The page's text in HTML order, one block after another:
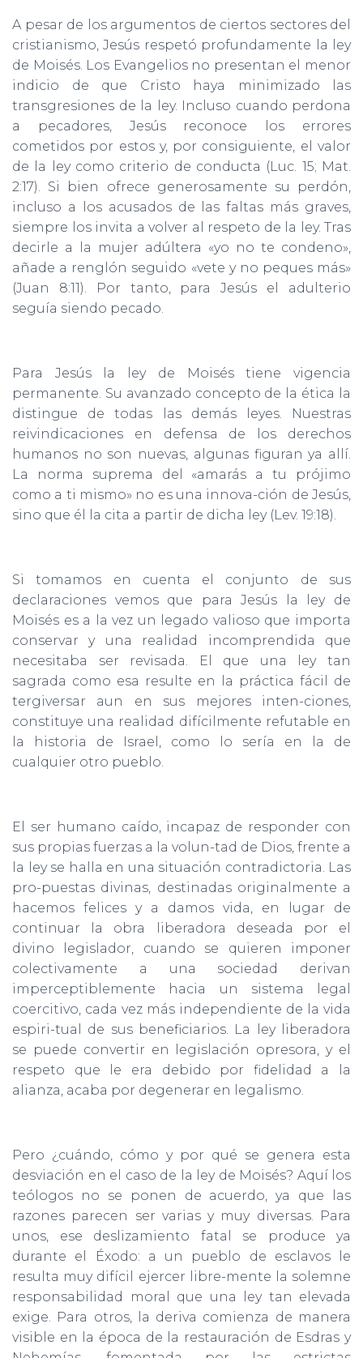
A pesar de los argumentos de ciertos sectores del
cristianismo, Jesús respetó profundamente la ley
de Moisés. Los Evangelios no presentan el menor
indicio de que Cristo haya minimizado las
transgresiones de la ley. Incluso cuando perdona
a pecadores, Jesús reconoce los errores
cometidos por estos y, por consiguiente, el valor
de la ley como criterio de conducta (Luc. 15; Mat.
2:17). Si bien ofrece generosamente su perdón,
incluso a los acusados de las faltas más graves,
siempre los invita a volver al respeto de la ley. Tras
decirle a la mujer adúltera «yo no te condeno»,
añade a renglón seguido «vete y no peques más»
(Juan 8:11). Por tanto, para Jesús el adulterio
seguía siendo pecado.
Para Jesús la ley de Moisés tiene vigencia
permanente. Su avanzado concepto de la ética la
distingue de todas las demás leyes. Nuestras
reivindicaciones en defensa de los derechos
humanos no son nuevas, algunas figuran ya allí.
La norma suprema del «amarás a tu prójimo
como a ti mismo» no es una innova-ción de Jesús,
sino que él la cita a partir de dicha ley (Lev. 19:18).
Si tomamos en cuenta el conjunto de sus
declaraciones vemos que para Jesús la ley de
Moisés es a la vez un legado valioso que importa
conservar y una realidad incomprendida que
necesitaba ser revisada. El que una ley tan
sagrada como esa resulte en la práctica fácil de
tergiversar aun en sus mejores inten-ciones,
constituye una realidad difícilmente refutable en
la historia de Israel, como lo sería en la de
cualquier otro pueblo.
El ser humano caído, incapaz de responder con
sus propias fuerzas a la volun-tad de Dios, frente a
la ley se halla en una situación contradictoria. Las
pro-puestas divinas, destinadas originalmente a
hacemos felices y a damos vida, en lugar de
continuar la obra liberadora deseada por el
divino legislador, cuando se quieren imponer
colectivamente a una sociedad derivan
imperceptiblemente hacia un sistema legal
coercitivo, cada vez más independiente de la vida
espiri-tual de sus beneficiarios. La ley liberadora
se puede convertir en legislación opresora, y el
respeto que le era debido por fidelidad a la
alianza, acaba por degenerar en legalismo.
Pero ¿cuándo, cómo y por qué se genera esta
desviación en el caso de la ley de Moisés? Aquí los
teólogos no se ponen de acuerdo, ya que las
razones parecen ser varias y muy diversas. Para
unos, ese deslizamiento fatal se produce ya
durante el Éxodo: a un pueblo de esclavos le
resulta muy difícil ejercer libre-mente la solemne
responsabilidad moral que una ley tan elevada
exige. Para otros, la deriva comienza de manera
visible en la época de la restauración de Esdras y